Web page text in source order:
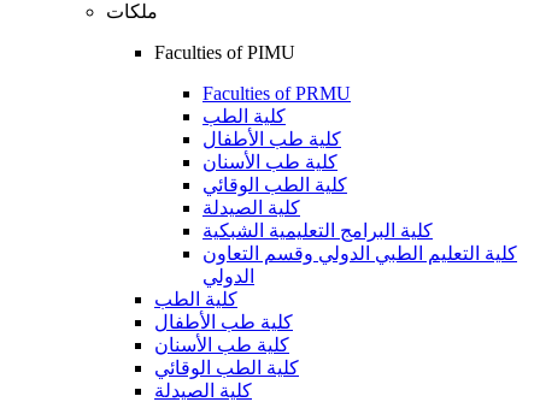
ملكات
Faculties of PIMU
Faculties of PRMU
كلية الطب
كلية طب الأطفال
كلية طب الأسنان
كلية الطب الوقائي
كلية الصيدلة
كلية البرامج التعليمية الشبكية
كلية التعليم الطبي الدولي وقسم التعاون
الدولي
كلية الطب
كلية طب الأطفال
كلية طب الأسنان
كلية الطب الوقائي
كلية الصيدلة